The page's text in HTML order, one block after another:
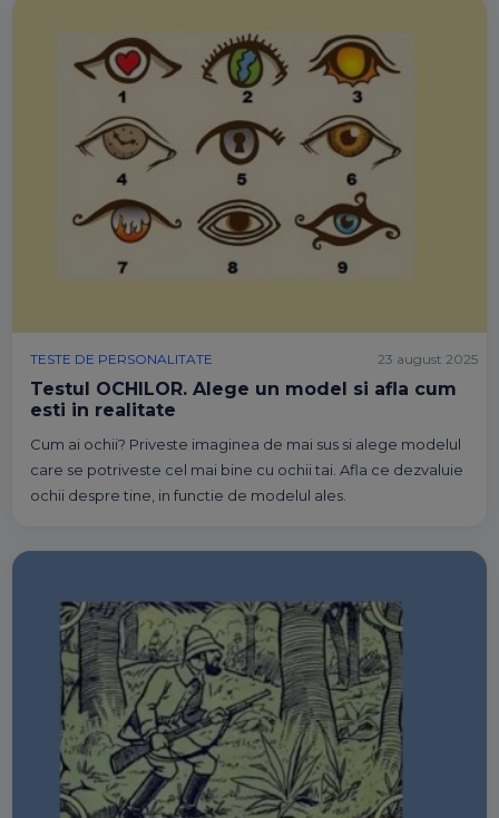
TESTE DE PERSONALITATE
Testul OCHILOR. Alege un model si afla cum
esti in realitate
Cum ai ochii? Priveste imaginea de mai sus si alege modelul
care se potriveste cel mai bine cu ochii tai. Afla ce dezvaluie
ochii despre tine, in functie de modelul ales.
23 august 2025